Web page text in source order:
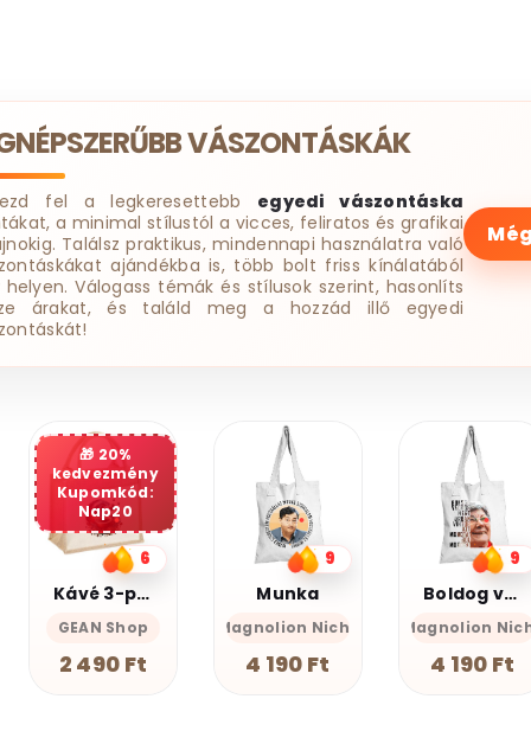
VÁSZONTÁSKÁK
fel a legkeresettebb egyedi vászontáska
a minimal stílustól a vicces, feliratos és grafikai
Találsz praktikus, mindennapi használatra való
ajándékba is, több bolt friss kínálatából
helyen. Válogass témák és stílusok szerint, hasonlíts
árakat, és találd meg a hozzád illő egyedi
9
Munka
Magnolion Niche
4 190 Ft
9
Magnolion Niche
4 190 Ft
20%
kedvezmény
Kupomkód:
Nap20
7
Legjobb barátnő
GEAN Shop
2 490 Ft